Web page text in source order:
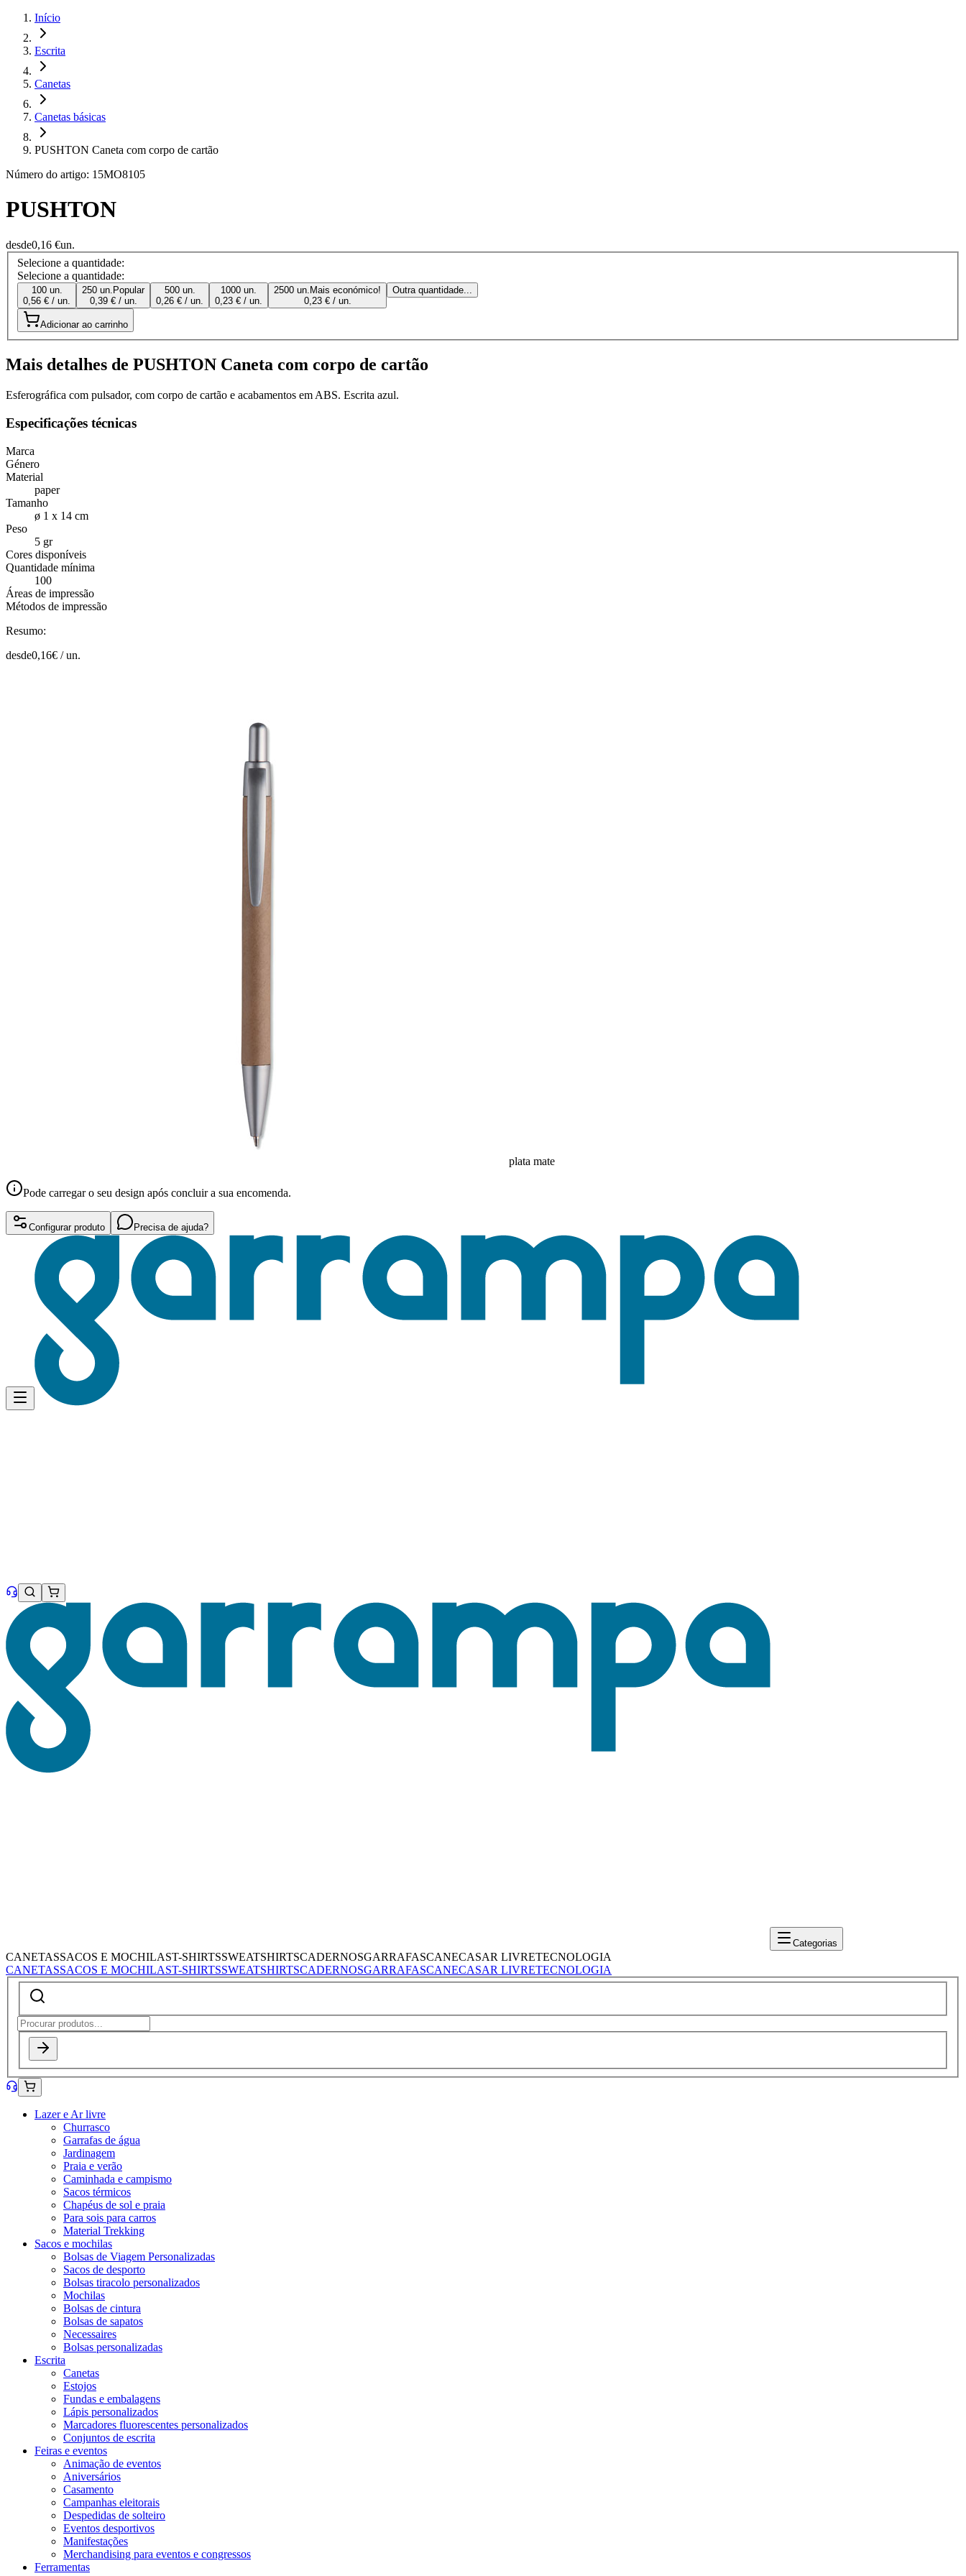
Início
Escrita
Canetas
Canetas básicas
PUSHTON Caneta com corpo de cartão
Número do artigo: 15MO8105
PUSHTON
desde0,16 €un.
Selecione a quantidade:
Selecione a quantidade:
100 un.
0,56 € / un.
250 un. Popular
0,39 € / un.
500 un.
0,26 € / un.
1000 un.
0,23 € / un.
2500 un. Mais económico!
0,23 € / un.
Outra quantidade...
Adicionar ao carrinho
Mais detalhes de PUSHTON Caneta com corpo de cartão
Esferográfica com pulsador, com corpo de cartão e acabamentos em ABS. Escrita azul.
Especificações técnicas
Marca
Género
Material
paper
Tamanho
ø 1 x 14 cm
Peso
5 gr
Cores disponíveis
Quantidade mínima
100
Áreas de impressão
Métodos de impressão
Resumo:
desde0,16€ /un.
plata mate
Pode carregar o seu design após concluir a sua encomenda.
Configurar produto Precisa de ajuda?
Categorias
CANETASSACOS E MOCHILAST-SHIRTSSWEATSHIRTSCADERNOSGARRAFASCANECASAR LIVRETECNOLOGIA
CANETASSACOS E MOCHILAST-SHIRTSSWEATSHIRTSCADERNOSGARRAFASCANECASAR LIVRETECNOLOGIA
Lazer e Ar livre
Churrasco
Garrafas de água
Jardinagem
Praia e verão
Caminhada e campismo
Sacos térmicos
Chapéus de sol e praia
Para sois para carros
Material Trekking
Sacos e mochilas
Bolsas de Viagem Personalizadas
Sacos de desporto
Bolsas tiracolo personalizados
Mochilas
Bolsas de cintura
Bolsas de sapatos
Necessaires
Bolsas personalizadas
Escrita
Canetas
Estojos
Fundas e embalagens
Lápis personalizados
Marcadores fluorescentes personalizados
Conjuntos de escrita
Feiras e eventos
Animação de eventos
Aniversários
Casamento
Campanhas eleitorais
Despedidas de solteiro
Eventos desportivos
Manifestações
Merchandising para eventos e congressos
Ferramentas